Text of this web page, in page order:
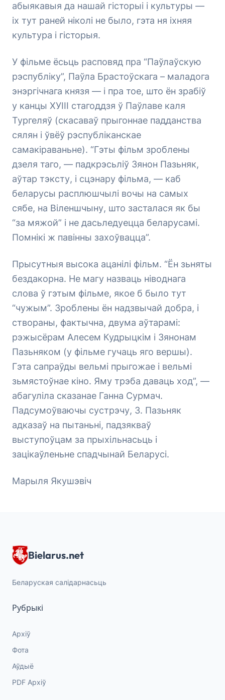
абыякавыя да нашай гісторыі і культуры —
іх тут раней ніколі не было, гэта ня іхняя
культура і гісторыя.
У фільме ёсьць расповяд пра “Паўлаўскую
рэспубліку”, Паўла Брастоўскага – маладога
энэргічнага князя — і пра тое, што ён зрабіў
у канцы ХУІІІ стагоддзя ў Паўлаве каля
Тургеляў (скасаваў прыгоннае падданства
сялян і ўвёў рэспубліканскае
самакіраваньне). “Гэты фільм зроблены
дзеля таго, — падкрэсьліў Зянон Пазьняк,
аўтар тэксту, і сцэнару фільма, — каб
беларусы расплюшчылі вочы на самых
сябе, на Віленшчыну, што засталася як бы
“за мяжой” і не дасьледуецца беларусамі.
Помнікі ж павінны захоўвацца”.
Прысутныя высока ацанілі фільм. “Ён зьняты
бездакорна. Не магу назваць ніводнага
слова ў гэтым фільме, якое б было тут
“чужым”. Зроблены ён надзвычай добра, і
створаны, фактычна, двума аўтарамі:
рэжысёрам Алесем Кудрыцкім і Зянонам
Пазьняком (у фільме гучаць яго вершы).
Гэта сапраўды вельмі прыгожае і вельмі
зьмястоўнае кіно. Яму трэба даваць ход”, —
абагуліла сказанае Ганна Сурмач.
Падсумоўваючы сустрэчу, З. Пазьняк
адказаў на пытаньні, падзякваў
выступоўцам за прыхільнасьць і
зацікаўленьне спадчынай Беларусі.
Марыля Якушэвіч
Bielarus.net
Беларуская салідарнасьць
Рубрыкі
Архіў
Фота
Аўдыё
PDF Архіў